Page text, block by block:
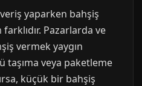
yaparken bahşiş
Pazarlarda ve
vermek yaygın
taşıma veya paketleme
küçük bir bahşiş